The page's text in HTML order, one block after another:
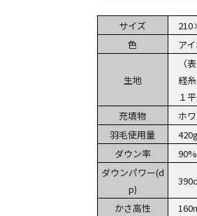
サイズ
色
アイ
生地
（表
経糸
１平
充填物
ホワ
羽毛使用量
420g
ダウン率
ダウンパワー(d
p)
かさ高性